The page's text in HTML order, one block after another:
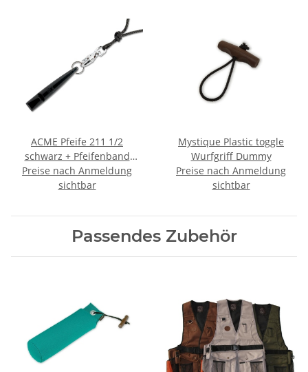
ACME Pfeife 211 1/2
schwarz + Pfeifenband
kostenlos
Preise nach Anmeldung
sichtbar
Mystique Plastic toggle
Wurfgriff Dummy
Preise nach Anmeldung
sichtbar
Passendes Zubehör